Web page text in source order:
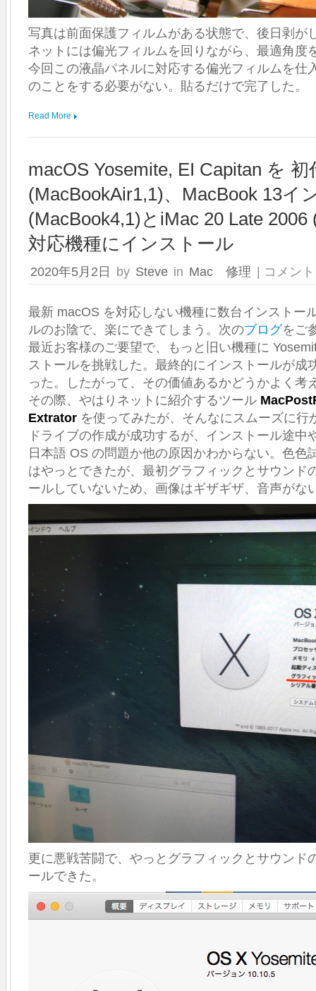
写真は前面保護フィルムがある状態で、後日剥が
ネットには偏光フィルムを回りながら、最適角度
今回この液晶パネルに対応する偏光フィルムを仕
のことをする必要がない。貼るだけで完了した。
Read More
macOS Yosemite, EI Capitan を 初
(MacBookAir1,1)、MacBook 13イ
(MacBook4,1)とiMac 20 Late
対応機種にインストール
2020年5月2日 by Steve in Mac 修理
macOS
Yosemite,
Capitan
を
初
代
MacBook
Air
MacBook
ン
Early
2008
(MacBook4,1)
20
Late
ど
イ
ー
コメン
最新 macOS を対応しない機種に数台インストー
ルのお陰で、楽にできてしまう。次のブログをご
最近お客様のご要望で、もっと旧い機種に
ストールを挑戦した。最終的にインストールが成
った。したがって、その価値あるかどうかよく考
その際、やはりネットに紹介するツール
Extrator を使ってみたが、そんなにスムーズに行
ドライブの作成が成功するが、インストール途中
日本語 OS の問題か他の原因かわからない。色色
はやっとできたが、最初グラフィックとサウンド
ールしていないため、画像はギザギザ、音声がな
更に悪戦苦闘で、やっとグラフィックとサウンド
ールできた。